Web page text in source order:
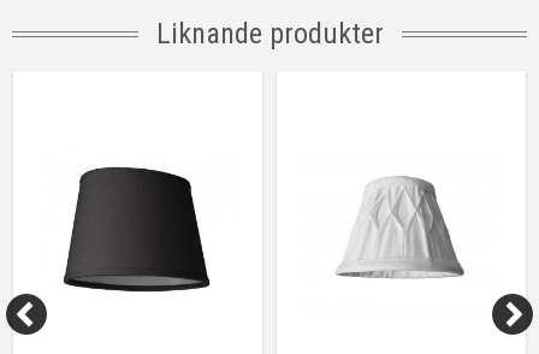
Liknande produkter